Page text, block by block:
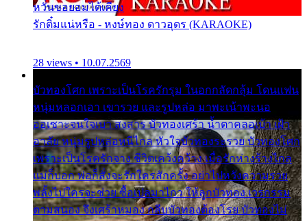
หวั่นขอยอมได้เคียง
รักติ๋มแน่หรือ - หงษ์ทอง ดาวอุดร (KARAOKE)
28 views • 10.07.2569
บัวทองโศก เพราะเป็นโรครักรุม ในอกกลัดกลุ้ม โดนแฟน
หนุ่มหลอกเอา เขารวย และรูปหล่อ มาพะเน้าพะนอ
ออเซาะจนใจเบา สงสาร บัวทองเศร้า น้ำตาคลอเบ้า เฝ้า
อาลัย หนุ่มรูปหล่อหนีไกล หัวใจบัวทองระรวย บัวทองโศก
เพราะเป็นโรครักจาง ชีวิตเคว้งคว้าง เมื่อรักห่างร้างไกล
แม่ก็บอก พ่อก็สั่งจะรักใครสักครั้ง อย่าไปหวังความรวย
พลั้งไปใครจะช่วย ซื้อเปลมาไกว ให้ลูกบัวทอง เวรกรรม
ตามสนอง จึงเศร้าหมอง กลีบบัวทองต้องโรย บัวทองไม่